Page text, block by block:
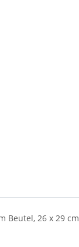
Beutel, 26 x 29 cm